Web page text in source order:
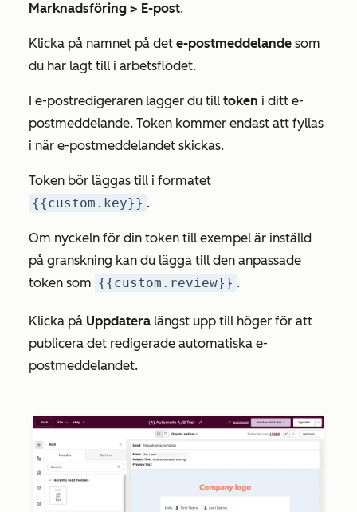
Marknadsföring > E-post.
Klicka på namnet på det e-postmeddelande som
du har lagt till i arbetsflödet.
I e-postredigeraren lägger du till token i ditt e-
postmeddelande. Token kommer endast att fyllas
i när e-postmeddelandet skickas.
Token bör läggas till i formatet
{{custom.key}} .
Om nyckeln för din token till exempel är inställd
på granskning kan du lägga till den anpassade
token som {{custom.review}} .
Klicka på Uppdatera längst upp till höger för att
publicera det redigerade automatiska e-
postmeddelandet.